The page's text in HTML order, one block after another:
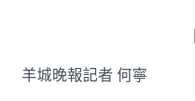
羊城晚報記者 何寧